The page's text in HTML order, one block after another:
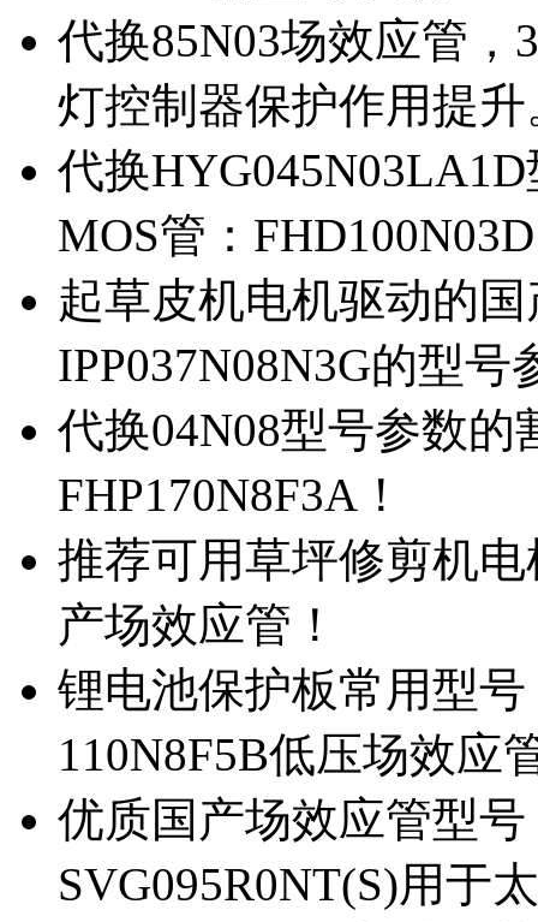
代换85N03场效应管
灯控制器保护作用提升
代换
MOS管：
起草皮机电机驱动的
IPP037N08N3G的型号
代换04N08型号参数
FHP170N8F3A！
推荐可用草坪修剪机电
产场效应管！
锂电池保护板常用型号
110N8F5B低压场效应
优质国产场效应管型
SVG095R0NT(S)用于